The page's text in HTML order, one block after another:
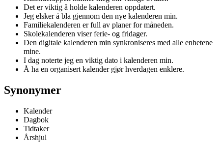
Det er viktig å holde kalenderen oppdatert.
Jeg elsker å bla gjennom den nye kalenderen min.
Familiekalenderen er full av planer for måneden.
Skolekalenderen viser ferie- og fridager.
Den digitale kalenderen min synkroniseres med alle enhetene
mine.
I dag noterte jeg en viktig dato i kalenderen min.
Å ha en organisert kalender gjør hverdagen enklere.
Synonymer
Kalender
Dagbok
Tidtaker
Årshjul